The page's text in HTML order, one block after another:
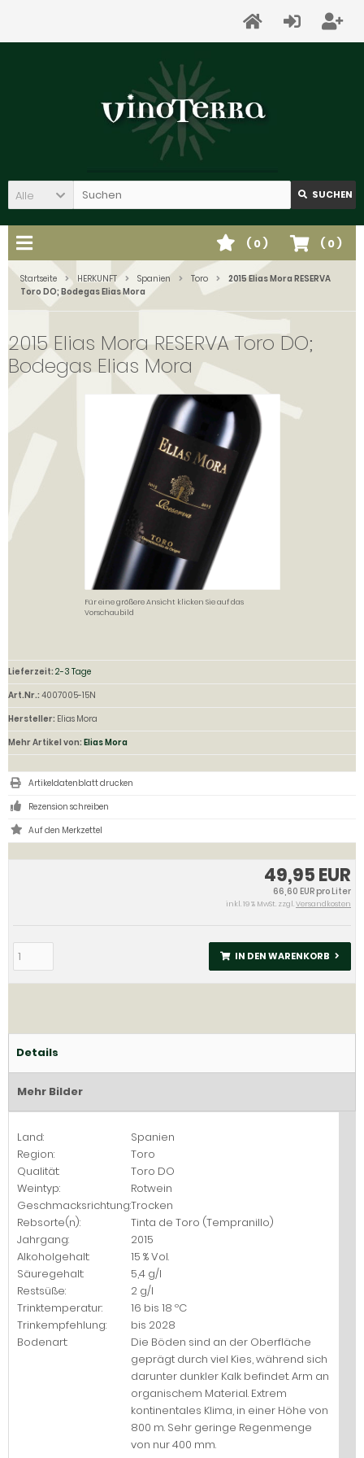
Alle SUCHEN
( 0)
( 0)
Startseite HERKUNFT Spanien Toro
2015 Elias Mora RESERVA
Toro DO; Bodegas Elias Mora
2015 Elias Mora RESERVA Toro DO;
Bodegas Elias Mora
Für eine größere Ansicht klicken Sie auf das
Vorschaubild
49,95 EUR
66,60 EUR pro Liter
inkl. 19 % MwSt. zzgl.Versandkosten
IN DEN WARENKORB
Lieferzeit: 2-3 Tage
Art.Nr.: 4007005-15N
Hersteller: Elias Mora
Mehr Artikel von: Elias Mora
Artikeldatenblatt drucken
Rezension schreiben
Details
Mehr Bilder
Land:
Spanien
Region:
Toro
Qualität:
Toro DO
Weintyp:
Rotwein
Geschmacksrichtung:Trocken
Rebsorte(n):
Tinta de Toro (Tempranillo)
Jahrgang:
2015
Alkoholgehalt:
15 % Vol.
Säuregehalt:
5,4 g/l
Restsüße:
2 g/l
Trinktemperatur:
16 bis 18 ºC
Trinkempfehlung:
bis 2028
Bodenart:
Die Böden sind an der Oberfläche
geprägt durch viel Kies, während sich
darunter dunkler Kalk befindet. Arm an
organischem Material. Extrem
kontinentales Klima, in einer Höhe von
800 m. Sehr geringe Regenmenge
von nur 400 mm.